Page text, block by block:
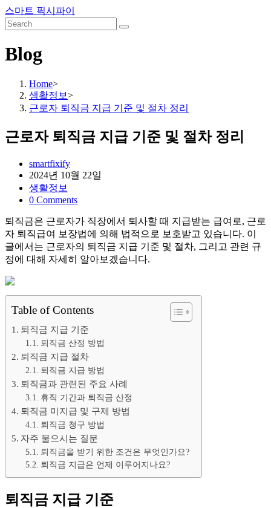
Skip
to
content
스마트 픽시파이
Blog
Home>
생활정보>
근로자 퇴직금 지급 기준 및 절차 정리
근로자 퇴직금 지급 기준 및 절차 정리
Post
author:
smartfixify
Post
published:
2024년 10월 22일
Post
category:
생활정보
Post
0 Comments
퇴직금은 근로자가 직장에서 퇴사할 때 지급받는 급여로, 근로
자 퇴직급여 보장법에 의해 법적으로 보호받고 있습니다. 이
글에서는 근로자의 퇴직금 지급 기준 및 절차, 그리고 관련 규
정에 대해 자세히 알아보겠습니다.
Table of Contents
퇴직금 지급 기준
퇴직금 산정 방법
퇴직금 지급 절차
퇴직금 지급 방법
퇴직금과 관련된 주요 사례
휴직 기간과 퇴직금 산정
퇴직금 미지급 및 구제 방법
퇴직금 청구 방법
자주 물으시는 질문
퇴직금을 받기 위한 조건은 무엇인가요?
퇴직금 지급은 언제 이루어지나요?
퇴직금 지급 기준